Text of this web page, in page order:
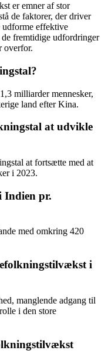
er emner af stor
de faktorer, der driver
udforme effektive
fremtidige udfordringer
overfor.
milliarder mennesker,
land efter Kina.
at udvikle
at fortsætte med at
i 2023.
Indien pr.
med omkring 420
i
manglende adgang til
i den store